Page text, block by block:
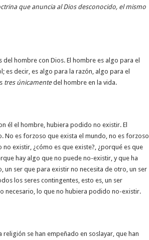
que anuncia al Dios desconocido, el mismo
del hombre con Dios. El hombre es algo para el
es decir, es algo para la razón, algo para el
tres únicamentedel hombre en la vida.
él el hombre, hubiera podido no existir. El
No es forzoso que exista el mundo, no es forzoso
existir, ¿cómo es que existe?, ¿porqué es que
hay algo que no puede no-existir, y que ha
un ser que para existir no necesita de otro, un ser
los seres contingentes, esto es, un ser
necesario, lo que no hubiera podido no-existir.
se han empeñado en soslayar, que han